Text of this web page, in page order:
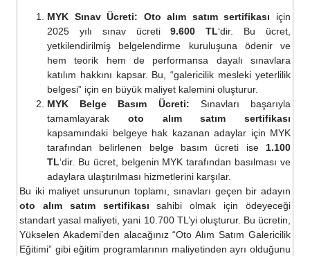
MYK Sınav Ücreti: Oto alım satım sertifikası için
2025 yılı sınav ücreti9.600 TL‘dir. Bu ücret,
yetkilendirilmiş belgelendirme kuruluşuna ödenir ve
hem teorik hem de performansa dayalı sınavlara
katılım hakkını kapsar. Bu, “galericilik mesleki yeterlilik
belgesi” için en büyük maliyet kalemini oluşturur.
MYK Belge Basım Ücreti: Sınavları başarıyla
tamamlayarak oto alım satım sertifikası
kapsamındaki belgeye hak kazanan adaylar için MYK
tarafından belirlenen belge basım ücreti ise 1.100
TL‘dir. Bu ücret, belgenin MYK tarafından basılması ve
adaylara ulaştırılması hizmetlerini karşılar.
Bu iki maliyet unsurunun toplamı, sınavları geçen bir adayın
oto alım satım sertifikası sahibi olmak için ödeyeceği
standart yasal maliyeti, yani 10.700 TL’yi oluşturur. Bu ücretin,
Yükselen Akademi’den alacağınız “Oto Alım Satım Galericilik
Eğitimi” gibi eğitim programlarının maliyetinden ayrı olduğunu